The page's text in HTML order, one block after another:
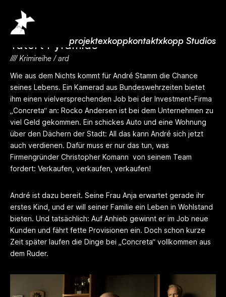
projektexkoppkontaktxkopp Studios
Tatort Pyramide
//// Krimireihe / ard
Wie aus dem Nichts kommt für André Stamm die Chance
seines Lebens. Ein Kamerad aus Bundeswehrzeiten bietet
ihm einen vielversprechenden Job bei der Investment-Firma
„Concreta“ an: Rocko Andersen ist bei dem Unternehmen zu
viel Geld gekommen. Ein schickes Auto und eine Wohnung
über den Dächern der Stadt: All das kann André sich jetzt
auch verdienen. Dafür muss er nur das tun, was
Firmengründer Christopher Komann von seinem Team
fordert: Verkaufen, verkaufen, verkaufen!
André ist dazu bereit. Seine Frau Anja erwartet gerade ihr
erstes Kind, und er will seiner Familie ein Leben in Wohlstand
bieten. Und tatsächlich: Auf Anhieb gewinnt er im Job neue
Kunden und fährt fette Provisionen ein. Doch schon kurze
Zeit später laufen die Dinge bei „Concreta“ vollkommen aus
dem Ruder.